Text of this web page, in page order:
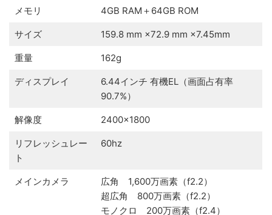
メモリ 4GB RAM＋64GB ROM
サイズ 159.8 mm ×72.9 mm ×7.45mm
重量 162g
ディスプレイ
6.44インチ 有機EL（画面占有率
90.7%）
解像度 2400×1800
リフレッシュレー
ト
60hz
メインカメラ
広角 1,600万画素（f2.2）
超広角 800万画素（f2.2）
モノクロ 200万画素（f2.4）